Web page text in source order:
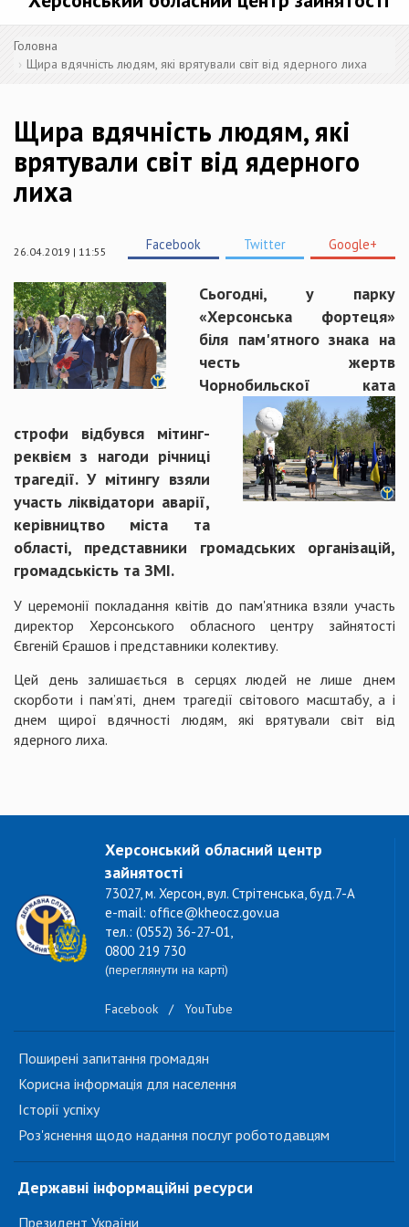
Головна
Щира вдячність людям, які врятували світ від ядерного лиха
Щира вдячність людям, які
врятували світ від ядерного
лиха
26.04.2019 | 11:55 Facebook Twitter Google+
Сьогодні, у парку
«Херсонська фортеця»
біля пам'ятного знака на
честь жертв
Чорнобильскої ката
строфи відбувся мітинг-
реквієм з нагоди річниці
трагедії. У мітингу взяли
участь ліквідатори аварії,
керівництво міста та
області, представники громадських організацій,
громадськість та ЗМІ.
У церемонії покладання квітів до пам'ятника взяли участь
директор Херсонського обласного центру зайнятості
Євгеній Єрашов і представники колективу.
Цей день залишається в серцях людей не лише днем
скорботи і пам’яті, днем трагедії світового масштабу, а і
днем щирої вдячності людям, які врятували світ від
ядерного лиха.
Херсонський обласний центр
зайнятості
73027, м. Херсон, вул. Стрітенська, буд.7-А
e-mail: office@kheocz.gov.ua
тел.: (0552) 36-27-01,
0800 219 730
(переглянути на карті)
Facebook / YouTube
Поширені запитання громадян
Корисна інформація для населення
Історії успіху
Роз'яснення щодо надання послуг роботодавцям
Державні інформаційні ресурси
Президент України